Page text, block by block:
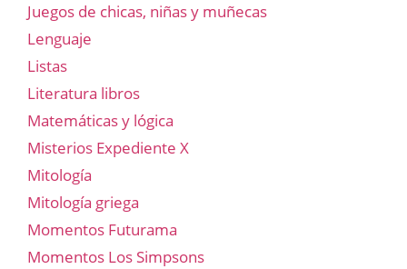
Juegos de chicas, niñas y muñecas
Lenguaje
Listas
Literatura libros
Matemáticas y lógica
Misterios Expediente X
Mitología
Mitología griega
Momentos Futurama
Momentos Los Simpsons